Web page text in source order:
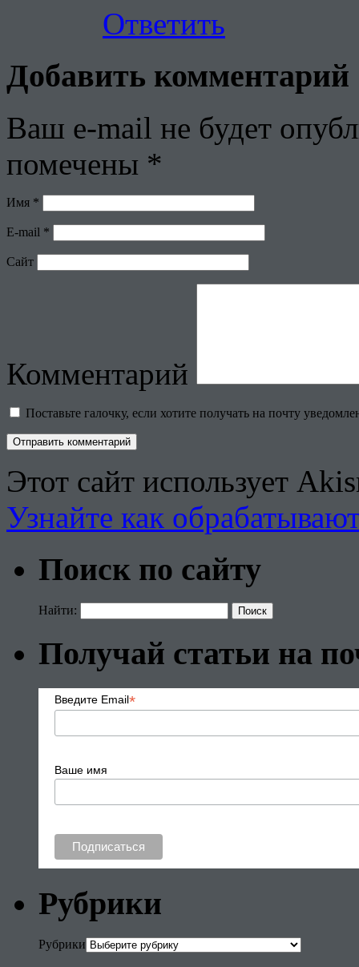
Ответить
Добавить комментарий
Ваш e-mail не будет
помечены *
Имя *
E-mail *
Сайт
Комментарий
Поставьте галочку, если хотите получать на почту
Этот сайт использует
Узнайте как
Поиск по сайту
Найти:
Получай статьи на
Введите Email*
Ваше имя
Рубрики
Рубрики